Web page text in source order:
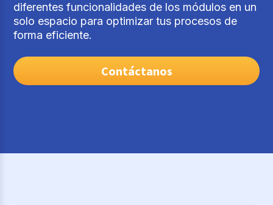
diferentes funcionalidades de los módulos en un
solo espacio para optimizar tus procesos de
forma eficiente.
Contáctanos